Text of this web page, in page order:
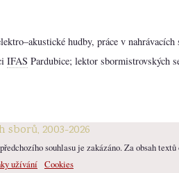
hudby, práce v
IFAS Pardubice; lektor sbormistrovských
sborů, 2003-2026
souhlasu je zakázáno. Za obsah
užívání Cookies